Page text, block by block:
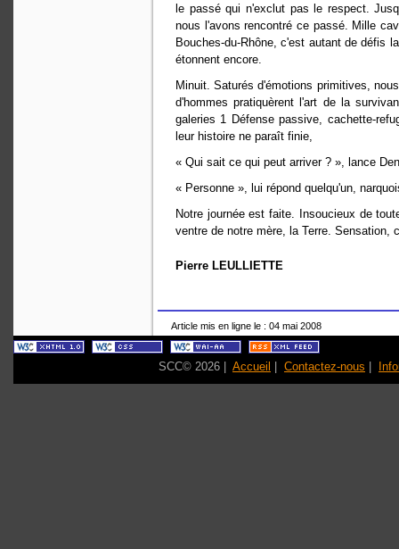
le passé qui n'exclut pas le respect.
nous l'avons rencontré ce passé. Mille
Bouches-du-Rhône, c'est autant de défis
étonnent encore.
Minuit. Saturés d'émotions primitives,
d'hommes pratiquèrent l'art de la
galeries 1 Défense passive, cachette-
leur histoire ne paraît finie,
« Qui sait ce qui peut arriver ? », lance
« Personne », lui répond quelqu'un,
Notre journée est faite. Insoucieux de
ventre de notre mère, la Terre. Sensation,
Pierre LEULLIETTE
Article mis en ligne le : 04 mai 2008
SCC© 2026 | Accueil Contactez-nous